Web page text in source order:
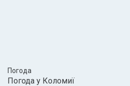
Погода
Погода у Коломиї